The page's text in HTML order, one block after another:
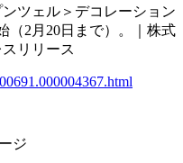
ツェル＞デコレーション
（2月20日まで）。｜株式
リリース
ジ